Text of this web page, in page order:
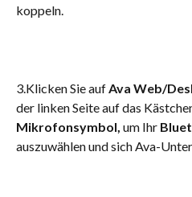
koppeln.
3.Klicken Sie auf Ava Web/
der linken Seite auf das
Mikrofonsymbol, um Ihr
auszuwählen und sich Ava-